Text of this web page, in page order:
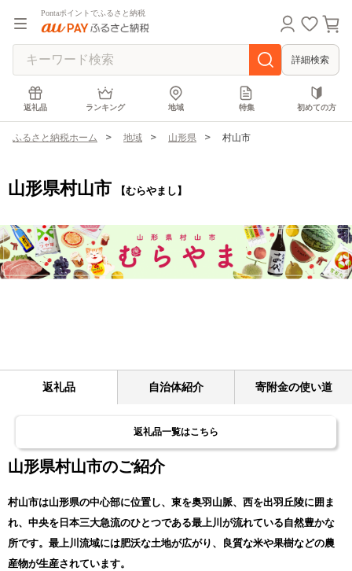
Pontaポイントでふるさと納税
詳細検索
返礼品 ランキング 地域 特集 初めての方
ふるさと納税ホーム 地域 山形県 村山市
山形県村山市 【むらやまし】
返礼品 自治体紹介 寄附金の使い道
返礼品一覧はこちら
山形県村山市のご紹介
村山市は山形県の中心部に位置し、東を奥羽山脈、西を出羽丘陵に囲ま
れ、中央を日本三大急流のひとつである最上川が流れている自然豊かな
所です。最上川流域には肥沃な土地が広がり、良質な米や果樹などの農
産物が生産されています。